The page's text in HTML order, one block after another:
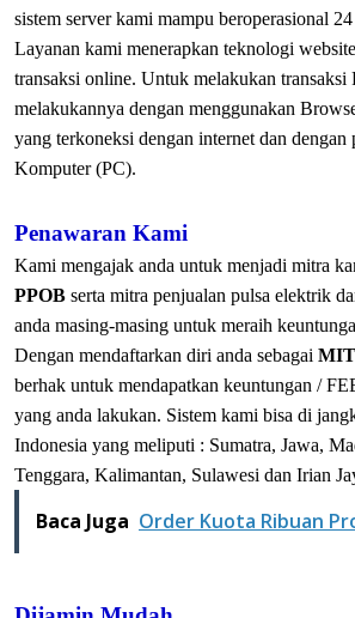
sistem server kami mampu beroperasional
Layanan kami menerapkan teknologi
transaksi online. Untuk melakukan transaksi
melakukannya dengan menggunakan
yang terkoneksi dengan internet dan dengan
Komputer (PC).
Penawaran Kami
Kami mengajak anda untuk menjadi mitra
PPOB serta mitra penjualan pulsa elektrik
anda masing-masing untuk meraih
Dengan mendaftarkan diri anda sebagai
berhak untuk mendapatkan keuntungan /
yang anda lakukan. Sistem kami bisa di
Indonesia yang meliputi : Sumatra, Jawa,
Tenggara, Kalimantan, Sulawesi dan Irian
Baca Juga Order Kuota Ribuan